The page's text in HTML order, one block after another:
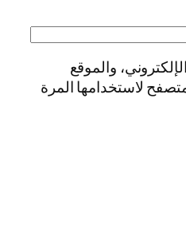
والموقع
لاستخدامها المرة